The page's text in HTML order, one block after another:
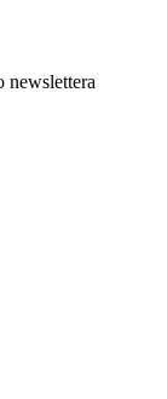
newslettera